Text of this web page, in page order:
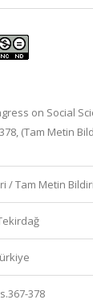
on Social
(Tam Metin
/ Tam Metin Bildiri
378